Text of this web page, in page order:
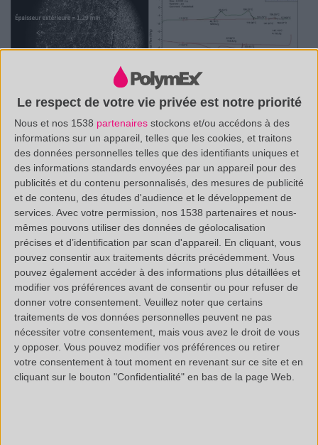
Le respect de votre vie privée est notre priorité
Nous et nos 1538 partenaires stockons et/ou accédons à des
informations sur un appareil, telles que les cookies, et traitons
des données personnelles telles que des identifiants uniques et
des informations standards envoyées par un appareil pour des
publicités et du contenu personnalisés, des mesures de publicité
et de contenu, des études d'audience et le développement de
services. Avec votre permission, nos 1538 partenaires et nous-
mêmes pouvons utiliser des données de géolocalisation
précises et d’identification par scan d'appareil. En cliquant, vous
pouvez consentir aux traitements décrits précédemment. Vous
pouvez également accéder à des informations plus détaillées et
modifier vos préférences avant de consentir ou pour refuser de
donner votre consentement. Veuillez noter que certains
traitements de vos données personnelles peuvent ne pas
nécessiter votre consentement, mais vous avez le droit de vous
y opposer. Vous pouvez modifier vos préférences ou retirer
votre consentement à tout moment en revenant sur ce site et en
cliquant sur le bouton "Confidentialité" en bas de la page Web.
Voici un résumé succinct des différentes étapes ayant
constituées ce projet :
Définition du cahier des charges
Etude documentaire – Veille bibliographique
Définition des procédés envisageables pour la
production industrielle
Recherche de fournisseurs de matières premières
Fabrication de premiers prototypes